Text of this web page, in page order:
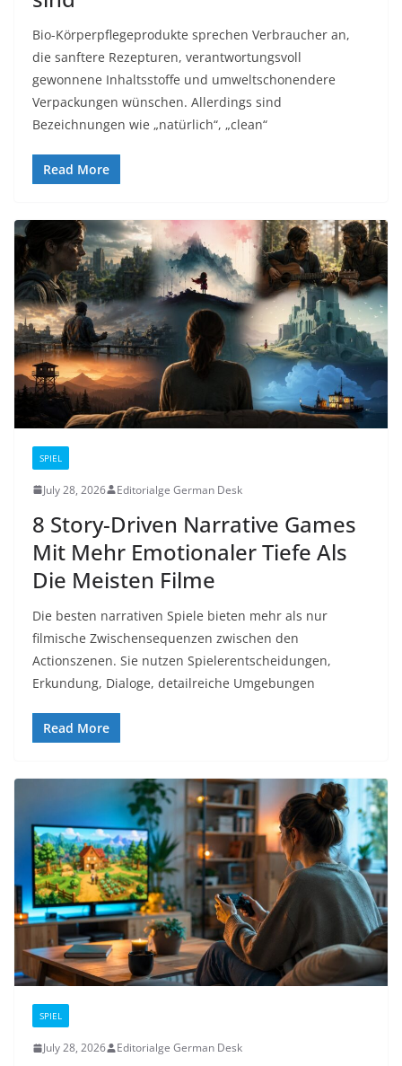
Bio-Körperpflegeprodukte sprechen Verbraucher an,
die sanftere Rezepturen, verantwortungsvoll
gewonnene Inhaltsstoffe und umweltschonendere
Verpackungen wünschen. Allerdings sind
Bezeichnungen wie „natürlich“, „clean“
Read More
SPIEL
July 28, 2026 Editorialge German Desk
8 Story-Driven Narrative Games
Mit Mehr Emotionaler Tiefe Als
Die Meisten Filme
Die besten narrativen Spiele bieten mehr als nur
filmische Zwischensequenzen zwischen den
Actionszenen. Sie nutzen Spielerentscheidungen,
Erkundung, Dialoge, detailreiche Umgebungen
Read More
SPIEL
July 28, 2026 Editorialge German Desk